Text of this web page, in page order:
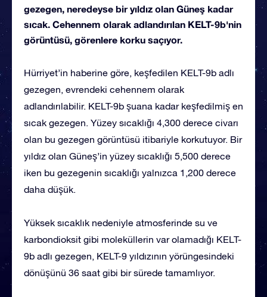
gezegen, neredeyse bir yıldız olan Güneş kadar
sıcak. Cehennem olarak adlandırılan KELT-9b'nin
görüntüsü, görenlere korku saçıyor.
Hürriyet’in haberine göre, keşfedilen KELT-9b adlı
gezegen, evrendeki cehennem olarak
adlandırılabilir. KELT-9b şuana kadar keşfedilmiş en
sıcak gezegen. Yüzey sıcaklığı 4,300 derece civarı
olan bu gezegen görüntüsü itibariyle korkutuyor. Bir
yıldız olan Güneş’in yüzey sıcaklığı 5,500 derece
iken bu gezegenin sıcaklığı yalnızca 1,200 derece
daha düşük.
Yüksek sıcaklık nedeniyle atmosferinde su ve
karbondioksit gibi moleküllerin var olamadığı KELT-
9b adlı gezegen, KELT-9 yıldızının yörüngesindeki
dönüşünü 36 saat gibi bir sürede tamamlıyor.